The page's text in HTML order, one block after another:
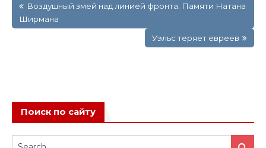
по
записям
Воздушный змей над линией фронта. Памяти Натана
Ширмана
Уэльс теряет евреев
Поиск по сайту
Search
Search